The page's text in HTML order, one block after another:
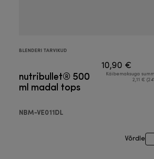
BLENDERI TARVIKUD
nutribullet® 500
ml madal tops
NBM-VE011DL
10,90 €
Käibemaksuga
2,11 €
Võrdle